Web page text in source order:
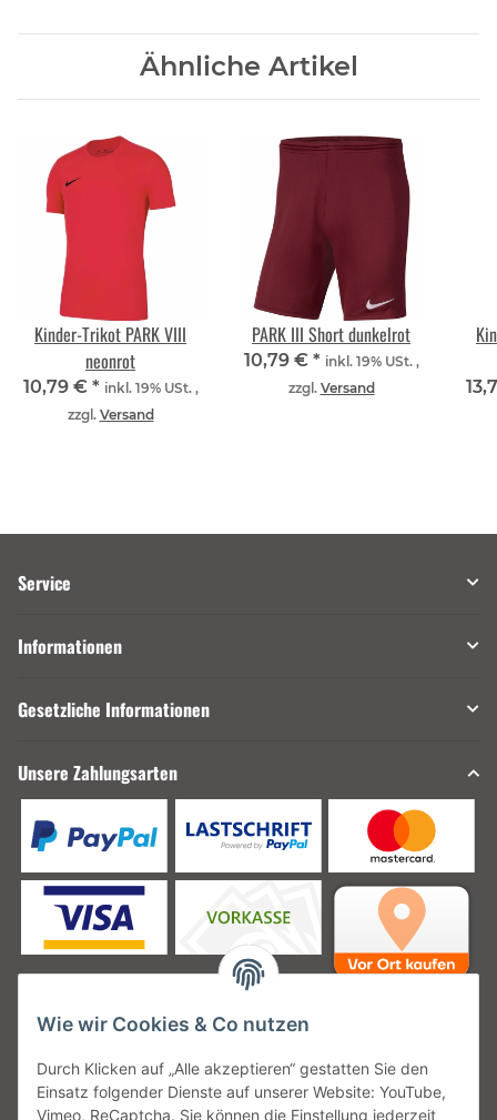
Ähnliche Artikel
Kinder-Trikot PARK VIII
neonrot
10,79 € * inkl. 19% USt. ,
zzgl. Versand
PARK III Short dunkelrot
10,79 € * inkl. 19% USt. ,
zzgl. Versand
Service
Informationen
Gesetzliche Informationen
Unsere Zahlungsarten
Unsere Versanddienstleister
Wie wir Cookies & Co nutzen
Durch Klicken auf „Alle akzeptieren“ gestatten Sie den
Einsatz folgender Dienste auf unserer Website: YouTube,
Vimeo, ReCaptcha. Sie können die Einstellung jederzeit